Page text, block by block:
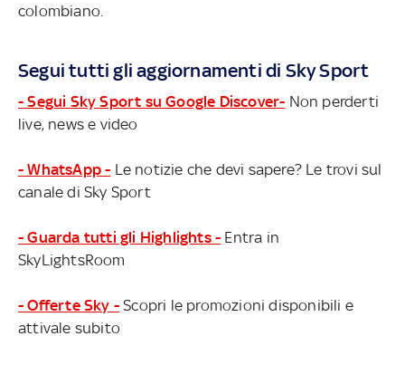
colombiano.
Segui tutti gli aggiornamenti di Sky Sport
- Segui Sky Sport su Google Discover- Non perderti
live, news e video
- WhatsApp - Le notizie che devi sapere? Le trovi sul
canale di Sky Sport
- Guarda tutti gli Highlights - Entra in
SkyLightsRoom
- Offerte Sky - Scopri le promozioni disponibili e
attivale subito